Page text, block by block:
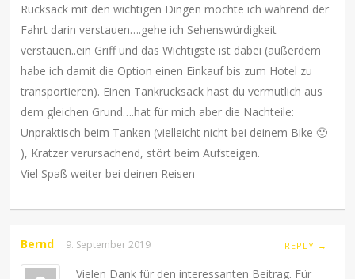
Rucksack mit den wichtigen Dingen möchte ich während der
Fahrt darin verstauen….gehe ich Sehenswürdigkeit
verstauen..ein Griff und das Wichtigste ist dabei (außerdem
habe ich damit die Option einen Einkauf bis zum Hotel zu
transportieren). Einen Tankrucksack hast du vermutlich aus
dem gleichen Grund….hat für mich aber die Nachteile:
Unpraktisch beim Tanken (vielleicht nicht bei deinem Bike 🙂
), Kratzer verursachend, stört beim Aufsteigen.
Viel Spaß weiter bei deinen Reisen
Bernd 9. September 2019 REPLY →
Vielen Dank für den interessanten Beitrag. Für